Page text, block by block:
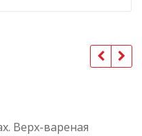
Верх-вареная